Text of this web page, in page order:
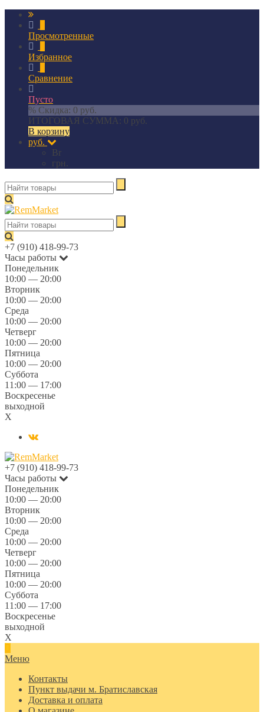
Просмотренные
Избранное
Сравнение
Пусто
% Скидка: 0 руб.
ИТОГОВАЯ СУММА: 0 руб.
В корзину
руб.
Br
грн.
+7 (910) 418-99-73
Часы работы
Понедельник
10:00 — 20:00
Вторник
10:00 — 20:00
Среда
10:00 — 20:00
Четверг
10:00 — 20:00
Пятница
10:00 — 20:00
Суббота
11:00 — 17:00
Воскресенье
выходной
X
+7 (910) 418-99-73
Часы работы
Понедельник
10:00 — 20:00
Вторник
10:00 — 20:00
Среда
10:00 — 20:00
Четверг
10:00 — 20:00
Пятница
10:00 — 20:00
Суббота
11:00 — 17:00
Воскресенье
выходной
X
Меню
Контакты
Пункт выдачи м. Братиславская
Доставка и оплата